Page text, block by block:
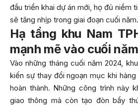
đầu triển khai dự án mới, họ đủ niềm
sẽ tăng nhịp trong giai đoạn cuối năm.
Hạ tầng khu Nam
mạnh mẽ vào cuối
Vào những tháng cuối năm 2024,
kiến sự thay đổi ngoạn mục khi
hoàn thành. Những công trình này
giao thông mà còn tạo đòn bẩy